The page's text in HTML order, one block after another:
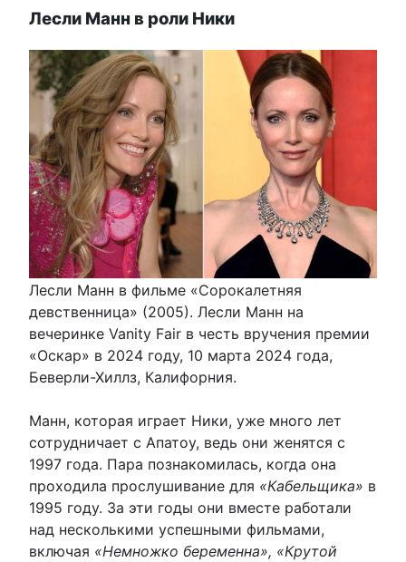
Лесли Манн в роли Ники
Лесли Манн в фильме «Сорокалетняя
девственница» (2005). Лесли Манн на
вечеринке Vanity Fair в честь вручения премии
«Оскар» в 2024 году, 10 марта 2024 года,
Беверли-Хиллз, Калифорния.
Манн, которая играет Ники, уже много лет
сотрудничает с Апатоу, ведь они женятся с
1997 года. Пара познакомилась, когда она
проходила прослушивание для «Кабельщика» в
1995 году. За эти годы они вместе работали
над несколькими успешными фильмами,
включая «Немножко беременна», «Крутой